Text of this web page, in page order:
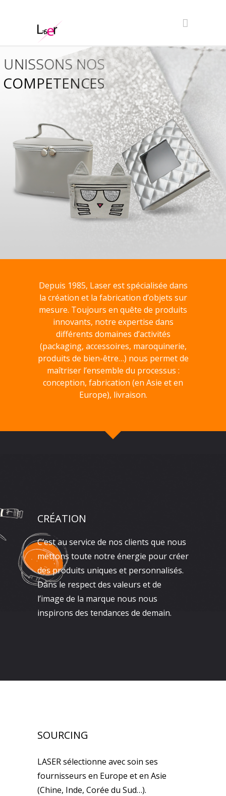
COMPETENCES
UNISSONS NOS
Depuis 1985, Laser est spécialisée dans
la création et la fabrication d’objets sur
mesure. Toujours en quête de produits
innovants, notre expertise dans
différents domaines d’activités
(packaging, accessoires, maroquinerie,
produits de bien-être…) nous permet de
maîtriser l’ensemble du processus :
conception, fabrication (en Asie et en
Europe), livraison.
CRÉATION
C’est au service de nos clients que nous
mettons toute notre énergie pour créer
des produits uniques et personnalisés.
Dans le respect des valeurs et de
l’image de la marque nous nous
inspirons des tendances de demain.
SOURCING
LASER sélectionne avec soin ses
fournisseurs en Europe et en Asie
(Chine, Inde, Corée du Sud…).